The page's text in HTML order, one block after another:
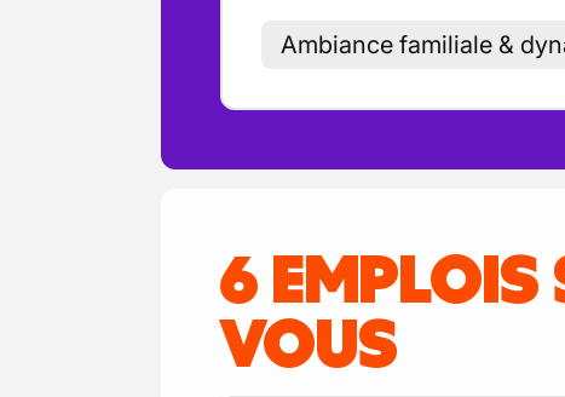
Ambiance familiale &
6 EMPLOIS
VOUS